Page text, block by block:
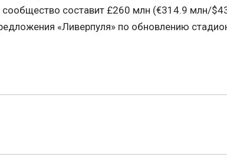
сообщество составит £260 млн (€314.9 млн/
«Ливерпуля» по обновлению